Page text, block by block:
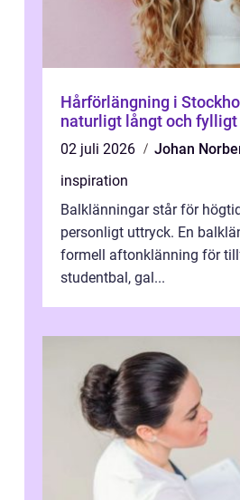
Hårförlängning i
naturligt långt och fylligt
02 juli 2026
Johan
inspiration
Balklänningar står för
personligt uttryck. En
formell aftonklänning för
studentbal, gal...